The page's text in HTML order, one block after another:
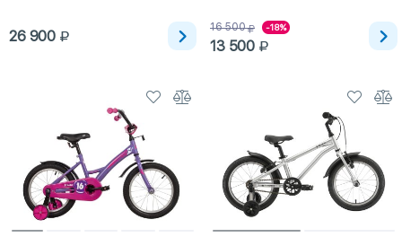
26 900
16 500 -18%
13 500